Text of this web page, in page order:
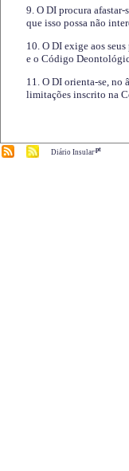
9. O DI procura
que isso possa não
10. O DI exige aos
e o Código
11. O DI orienta-se, no
limitações inscrito na
Diário Insular.pt